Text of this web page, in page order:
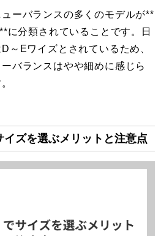
ーバランスの多くのモデルが**
に分類されていることです。日
～Eワイズとされているため、
バランスはやや細めに感じら
イズを選ぶメリットと注意点